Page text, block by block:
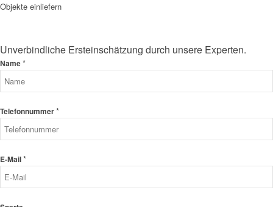
Objekte einliefern
Unverbindliche Ersteinschätzung durch unsere Experten.
Name*
Telefonnummer*
E-Mail*